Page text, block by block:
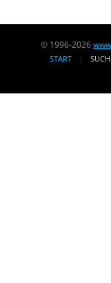
© 1996-2026
START